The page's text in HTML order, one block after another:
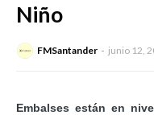
Niño
FMSantander junio 12,
Embalses están en